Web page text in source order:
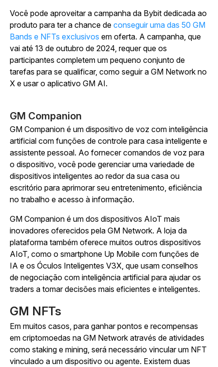
Você pode aproveitar a campanha da Bybit dedicada ao
produto para ter a chance de conseguir uma das 50 GM
Bands e NFTs exclusivos em oferta. A campanha, que
vai até 13 de outubro de 2024, requer que os
participantes completem um pequeno conjunto de
tarefas para se qualificar, como seguir a GM Network no
X e usar o aplicativo GM AI.
GM Companion
GM Companion é um dispositivo de voz com inteligência
artificial com funções de controle para casa inteligente e
assistente pessoal. Ao fornecer comandos de voz para
o dispositivo, você pode gerenciar uma variedade de
dispositivos inteligentes ao redor da sua casa ou
escritório para aprimorar seu entretenimento, eficiência
no trabalho e acesso à informação.
GM Companion é um dos dispositivos AIoT mais
inovadores oferecidos pela GM Network. A loja da
plataforma também oferece muitos outros dispositivos
AIoT, como o smartphone Up Mobile com funções de
IA e os Óculos Inteligentes V3X, que usam conselhos
de negociação com inteligência artificial para ajudar os
traders a tomar decisões mais eficientes e inteligentes.
GM NFTs
Em muitos casos, para ganhar pontos e recompensas
em criptomoedas na GM Network através de atividades
como staking e mining, será necessário vincular um NFT
vinculado a um dispositivo ou agente. Existem duas